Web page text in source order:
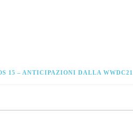
15 – ANTICIPAZIONI DALLA WWDC21